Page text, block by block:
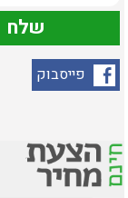
פייסבוק